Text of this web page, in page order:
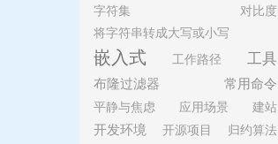
字符集
对比度
将字符串转成大写或小写
嵌入式 工作路径 工具
布隆过滤器
常用命令
平静与焦虑
应用场景
建站
开发环境
开源项目
归约算法